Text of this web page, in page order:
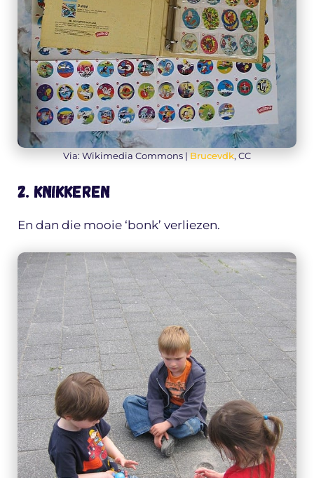
Via: Wikimedia Commons | Brucevdk, CC
2. Knikkeren
En dan die mooie ‘bonk’ verliezen.